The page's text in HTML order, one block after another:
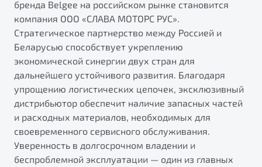
Запись на сервис
Калькулятор ТО
Клиентская поддержка
бренда Belgee на российском рынке становится
компания ООО «СЛАВА МОТОРС РУС».
Стратегическое партнерство между Россией и
Беларусью способствует укреплению
экономической синергии двух стран для
дальнейшего устойчивого развития. Благодаря
упрощению логистических цепочек, эксклюзивный
дистрибьютор обеспечит наличие запасных частей
и расходных материалов, необходимых для
своевременного сервисного обслуживания.
Уверенность в долгосрочном владении и
беспроблемной эксплуатации — один из главных